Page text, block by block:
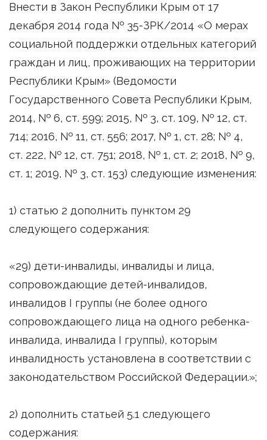
Внести в Закон Республики Крым от 17
декабря 2014 года № 35-ЗРК/2014 «О мерах
социальной поддержки отдельных категорий
граждан и лиц, проживающих на территории
Республики Крым» (Ведомости
Государственного Совета Республики Крым,
2014, № 6, ст. 599; 2015, № 3, ст. 109, № 12, ст.
714; 2016, № 11, ст. 556; 2017, № 1, ст. 28; № 4,
ст. 222, № 12, ст. 751; 2018, № 1, ст. 2; 2018, № 9,
ст. 1; 2019, № 3, ст. 153) следующие изменения:
1) статью 2 дополнить пунктом 29
следующего содержания:
«29) дети-инвалиды, инвалиды и лица,
сопровождающие детей-инвалидов,
инвалидов I группы (не более одного
сопровождающего лица на одного ребенка-
инвалида, инвалида I группы), которым
инвалидность установлена в соответствии с
законодательством Российской Федерации.»;
2) дополнить статьей 5.1 следующего
содержания: